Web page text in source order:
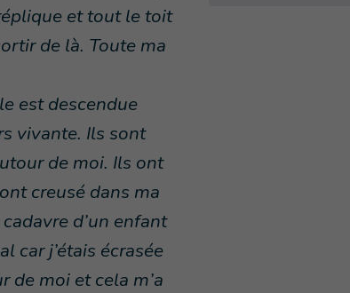
et tout le toit
de là. Toute ma
est descendue
vivante. Ils sont
de moi. Ils ont
creusé dans ma
d’un enfant
car j’étais écrasée
de moi et cela m’a